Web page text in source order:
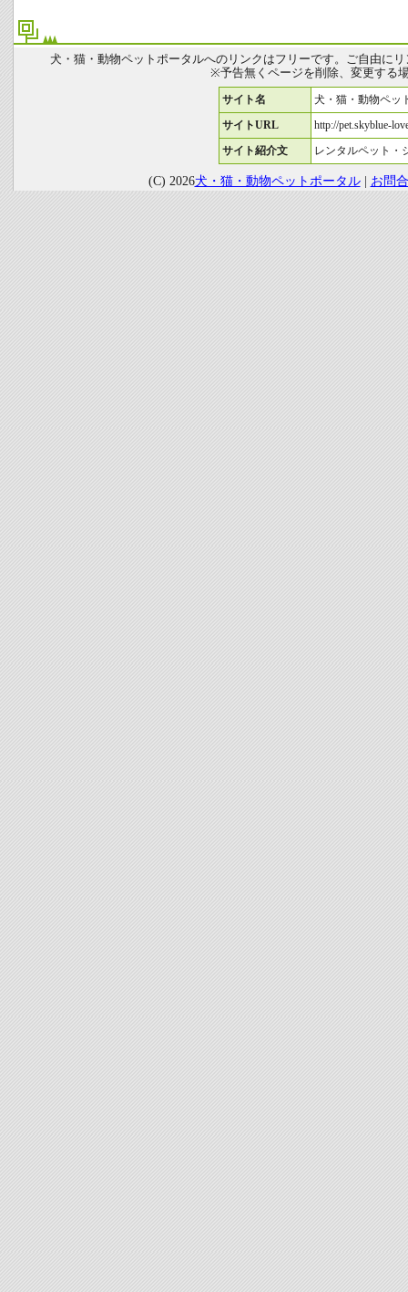
犬・猫・動物ペットポータルへのリンクはフリーです。ご自由に
※予告無くページを削除、変更する
サイト名 犬・猫・動物ペッ
サイトURL http://pet.skyblue-
サイト紹介文 レンタルペット・
(C) 2026犬・猫・動物ペットポータル| お問